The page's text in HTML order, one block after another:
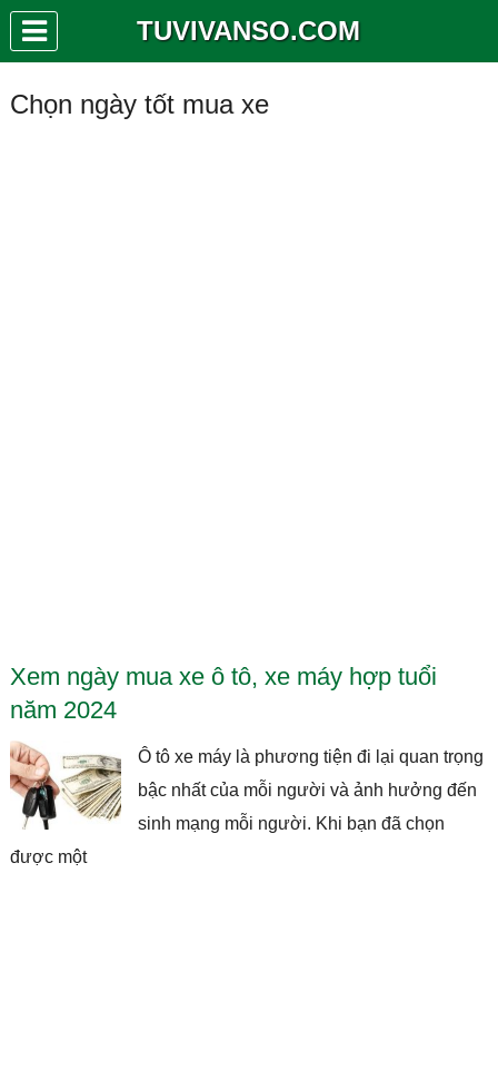
TUVIVANSO.COM
Chọn ngày tốt mua xe
Xem ngày mua xe ô tô, xe máy hợp tuổi
năm 2024
Ô tô xe máy là phương tiện đi lại quan trọng
bậc nhất của mỗi người và ảnh hưởng đến
sinh mạng mỗi người. Khi bạn đã chọn
được một